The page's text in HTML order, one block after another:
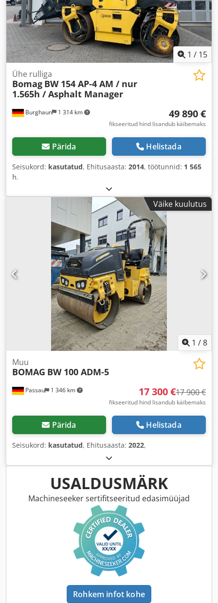
1 / 15
Burghaun 1 314 km
Ühe rulliga
Bomag BW 154 AP-4 AM / nur
1.565h / Asphalt Manager
49 890 €
fikseeritud hind lisandub käibemaks
Pärida Helistada
Seisukord: kasutatud, Ehitusaasta: 2014, töötunnid: 1 565
h,
Väike kuulutus
1 /8
Passau 1 346 km
Muu
BOMAG BW 100 ADM-5
17 300 €17 900 €
fikseeritud hind lisandub käibemaks
Pärida Helistada
Seisukord: kasutatud, Ehitusaasta: 2022,
USALDUSMÄRK
Machineseeker sertifitseeritud edasimüüjad
Rohkem infot kohe